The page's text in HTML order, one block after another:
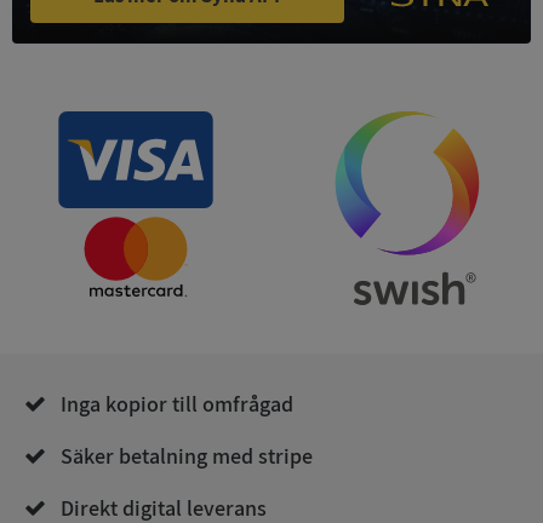
Inga kopior till omfrågad
Säker betalning med stripe
Direkt digital leverans
Leverantör/
Domän
__RequestVerificationToken
Microsoft
Corporation
de.syna.se